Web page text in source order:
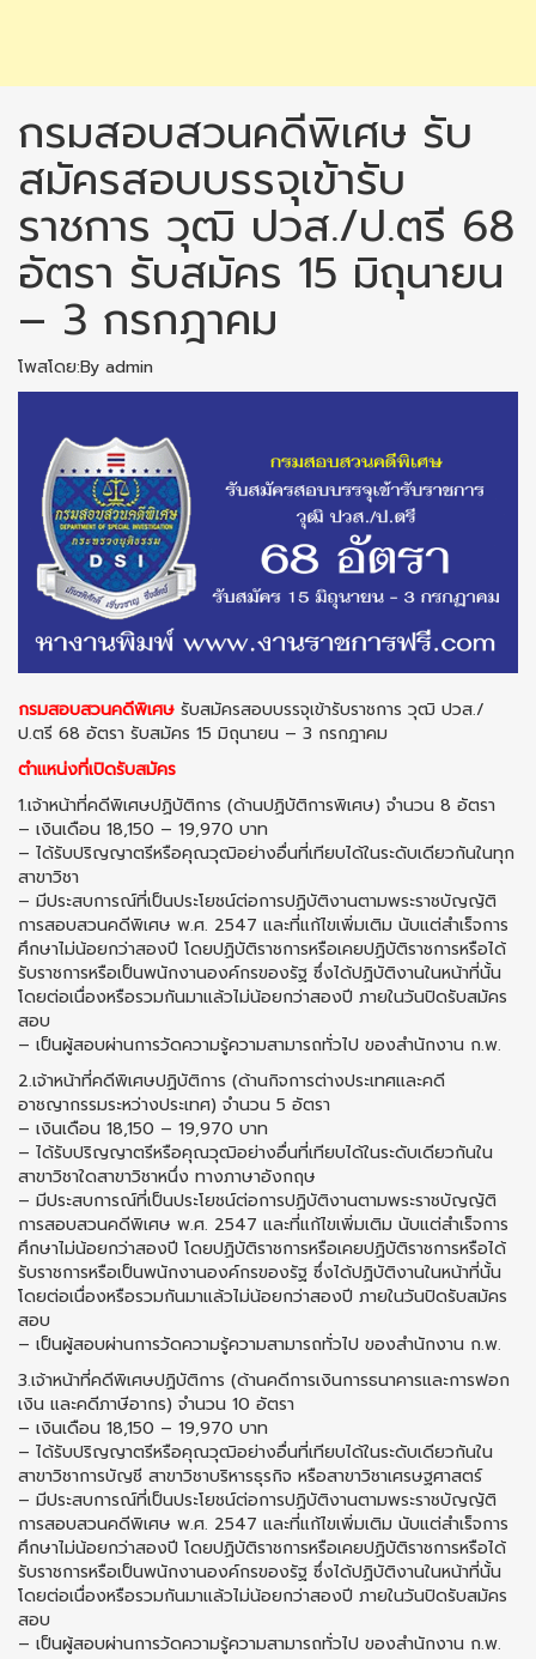
กรมสอบสวนคดีพิเศษ รับ
สมัครสอบบรรจุเข้ารับ
ราชการ วุฒิ ปวส./ป.ตรี 68
อัตรา รับสมัคร 15 มิถุนายน
– 3 กรกฎาคม
โพสโดย:By admin
กรมสอบสวนคดีพิเศษ รับสมัครสอบบรรจุเข้ารับราชการ วุฒิ ปวส./
ป.ตรี 68 อัตรา รับสมัคร 15 มิถุนายน – 3 กรกฎาคม
ตำแหน่งที่เปิดรับสมัคร
1.เจ้าหน้าที่คดีพิเศษปฏิบัติการ (ด้านปฏิบัติการพิเศษ) จำนวน 8 อัตรา
– เงินเดือน 18,150 – 19,970 บาท
– ได้รับปริญญาตรีหรือคุณวุฒิอย่างอื่นที่เทียบได้ในระดับเดียวกันในทุก
สาขาวิชา
– มีประสบการณ์ที่เป็นประโยชน์ต่อการปฏิบัติงานตามพระราชบัญญัติ
การสอบสวนคดีพิเศษ พ.ศ. 2547 และที่แก้ไขเพิ่มเติม นับแต่สำเร็จการ
ศึกษาไม่น้อยกว่าสองปี โดยปฏิบัติราชการหรือเคยปฏิบัติราชการหรือได้
รับราชการหรือเป็นพนักงานองค์กรของรัฐ ซึ่งได้ปฏิบัติงานในหน้าที่นั้น
โดยต่อเนื่องหรือรวมกันมาแล้วไม่น้อยกว่าสองปี ภายในวันปิดรับสมัคร
สอบ
– เป็นผู้สอบผ่านการวัดความรู้ความสามารถทั่วไป ของสำนักงาน ก.พ.
2.เจ้าหน้าที่คดีพิเศษปฏิบัติการ (ด้านกิจการต่างประเทศและคดี
อาชญากรรมระหว่างประเทศ) จำนวน 5 อัตรา
– เงินเดือน 18,150 – 19,970 บาท
– ได้รับปริญญาตรีหรือคุณวุฒิอย่างอื่นที่เทียบได้ในระดับเดียวกันใน
สาขาวิชาใดสาขาวิชาหนึ่ง ทางภาษาอังกฤษ
– มีประสบการณ์ที่เป็นประโยชน์ต่อการปฏิบัติงานตามพระราชบัญญัติ
การสอบสวนคดีพิเศษ พ.ศ. 2547 และที่แก้ไขเพิ่มเติม นับแต่สำเร็จการ
ศึกษาไม่น้อยกว่าสองปี โดยปฏิบัติราชการหรือเคยปฏิบัติราชการหรือได้
รับราชการหรือเป็นพนักงานองค์กรของรัฐ ซึ่งได้ปฏิบัติงานในหน้าที่นั้น
โดยต่อเนื่องหรือรวมกันมาแล้วไม่น้อยกว่าสองปี ภายในวันปิดรับสมัคร
สอบ
– เป็นผู้สอบผ่านการวัดความรู้ความสามารถทั่วไป ของสำนักงาน ก.พ.
3.เจ้าหน้าที่คดีพิเศษปฏิบัติการ (ด้านคดีการเงินการธนาคารและการฟอก
เงิน และคดีภาษีอากร) จำนวน 10 อัตรา
– เงินเดือน 18,150 – 19,970 บาท
– ได้รับปริญญาตรีหรือคุณวุฒิอย่างอื่นที่เทียบได้ในระดับเดียวกันใน
สาขาวิชาการบัญชี สาขาวิชาบริหารธุรกิจ หรือสาขาวิชาเศรษฐศาสตร์
– มีประสบการณ์ที่เป็นประโยชน์ต่อการปฏิบัติงานตามพระราชบัญญัติ
การสอบสวนคดีพิเศษ พ.ศ. 2547 และที่แก้ไขเพิ่มเติม นับแต่สำเร็จการ
ศึกษาไม่น้อยกว่าสองปี โดยปฏิบัติราชการหรือเคยปฏิบัติราชการหรือได้
รับราชการหรือเป็นพนักงานองค์กรของรัฐ ซึ่งได้ปฏิบัติงานในหน้าที่นั้น
โดยต่อเนื่องหรือรวมกันมาแล้วไม่น้อยกว่าสองปี ภายในวันปิดรับสมัคร
สอบ
– เป็นผู้สอบผ่านการวัดความรู้ความสามารถทั่วไป ของสำนักงาน ก.พ.